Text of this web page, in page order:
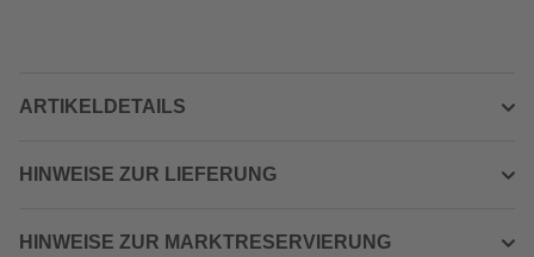
ARTIKELDETAILS
HINWEISE ZUR LIEFERUNG
HINWEISE ZUR MARKTRESERVIERUNG